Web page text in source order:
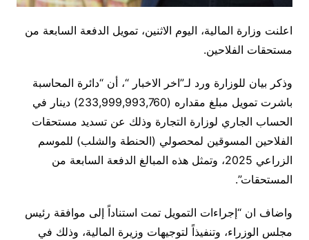
اعلنت وزارة المالية، اليوم الاثنين، تمويل الدفعة السابعة من
مستحقات الفلاحين.
وذكر بيان للوزارة ورد لـ”اخر الاخبار “، أن “دائرة المحاسبة
باشرت تمويل مبلغ مقداره (233,999,993,760) دينار في
الحساب الجاري لوزارة التجارة وذلك عن تسديد مستحقات
الفلاحين المسوقين لمحصولي (الحنطة والشلب) للموسم
الزراعي 2025، وتمثل هذه المبالغ الدفعة السابعة من
المستحقات”.
واضاف ان “إجراءات التمويل تمت استناداً إلى موافقة رئيس
مجلس الوزراء، وتنفيذاً لتوجيهات وزيرة المالية، وذلك في